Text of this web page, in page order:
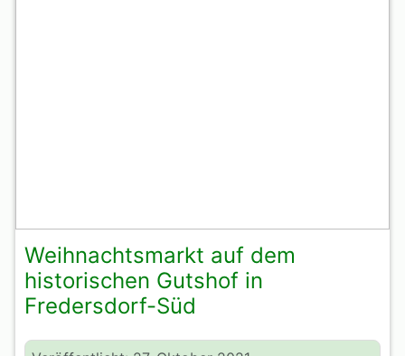
Weihnachtsmarkt auf dem
historischen Gutshof in
Fredersdorf-Süd